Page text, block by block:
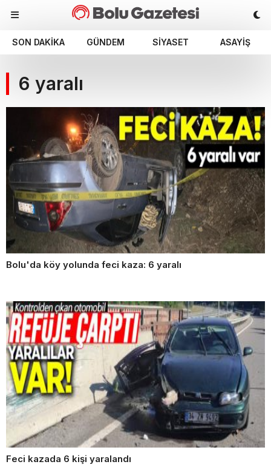
SON DAKIKA GÜNDEM SIYASET ASAYIŞ
6 yaralı
Bolu'da köy yolunda feci kaza: 6 yaralı
Feci kazada 6 kişi yaralandı